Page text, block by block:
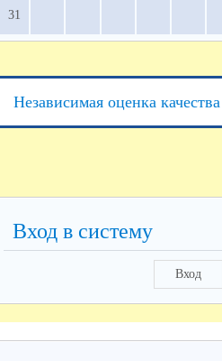
31
Независимая оценка качества
Вход в систему
Вход